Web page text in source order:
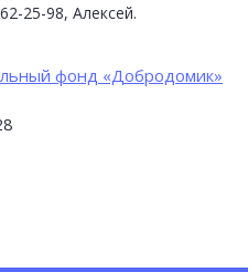
25-98, Алексей.
фонд «Добродомик»